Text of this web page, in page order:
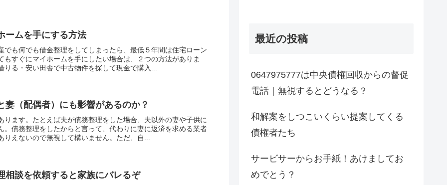
ームを手にする方法
でも何でも借金整理をしてしまったら、最低５年間は住宅ローン
もすぐにマイホームを手にしたい場合は、２つの方法がありま
る・安い田舎で中古物件を探して現金で購入...
妻（配偶者）にも影響があるのか？
ります。たとえば夫が債務整理をした場合、夫以外の妻や子供に
。債務整理をしたからと言って、代わりに妻に返済を求める業者
りえないので無視して構いません。ただ、自...
相談を依頼すると家族にバレるぞ
最近の投稿
0647975777は中央債権回収からの督促
電話｜無視するとどうなる？
和解案をしつこいくらい提案してくる
債権者たち
サービサーからお手紙！あけましてお
めでとう？